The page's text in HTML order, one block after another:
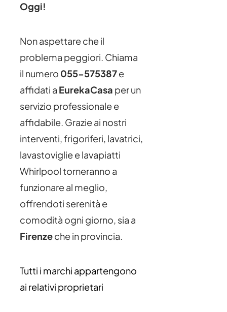
Oggi!
Non aspettare che il
problema peggiori. Chiama
il numero 055-575387e
affidati a EurekaCasa per un
servizio professionale e
affidabile. Grazie ai nostri
interventi, frigoriferi, lavatrici,
lavastoviglie e lavapiatti
Whirlpool torneranno a
funzionare al meglio,
offrendoti serenità e
comodità ogni giorno, sia a
Firenzeche in provincia.
Tutti i marchi appartengono
ai relativi proprietari